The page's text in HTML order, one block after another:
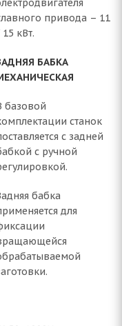
привода – 11
кВт.
БАБКА
базовой
станок
с задней
с ручной
бабка
для